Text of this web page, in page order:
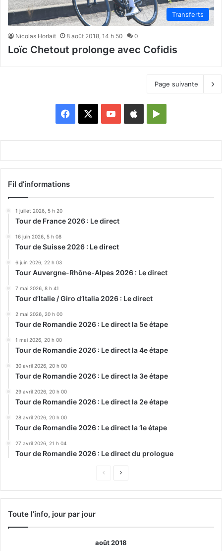
Transferts
Nicolas Horlait 8 août 2018, 14 h 50 0
Loïc Chetout prolonge avec Cofidis
Page suivante
Facebook YouTubeAppleGoogle
Fil d’informations
1 juillet 2026, 5 h 20
Tour de France 2026 : Le direct
16 juin 2026, 5 h 08
Tour de Suisse 2026 : Le direct
6 juin 2026, 22 h 03
Tour Auvergne-Rhône-Alpes 2026 : Le direct
7 mai 2026, 8 h 41
Tour d’Italie / Giro d’Italia 2026 : Le direct
2 mai 2026, 20 h 00
Tour de Romandie 2026 : Le direct la 5e étape
1 mai 2026, 20 h 00
Tour de Romandie 2026 : Le direct la 4e étape
30 avril 2026, 20 h 00
Tour de Romandie 2026 : Le direct la 3e étape
29 avril 2026, 20 h 00
Tour de Romandie 2026 : Le direct la 2e étape
28 avril 2026, 20 h 00
Tour de Romandie 2026 : Le direct la 1e étape
27 avril 2026, 21 h 04
Tour de Romandie 2026 : Le direct du prologue
Page
Page
Toute l’info, jour par jour
août 2018